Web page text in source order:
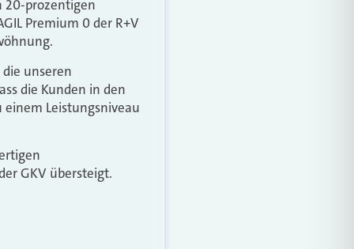
20-prozentigen
Premium 0 der R+V
unseren
die Kunden in den
Leistungsniveau
GKV übersteigt.